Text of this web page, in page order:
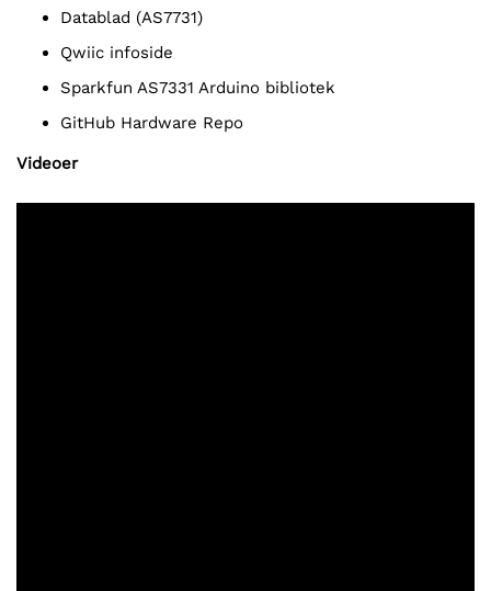
Datablad (AS7731)
Qwiic infoside
Sparkfun AS7331 Arduino bibliotek
GitHub Hardware Repo
Videoer